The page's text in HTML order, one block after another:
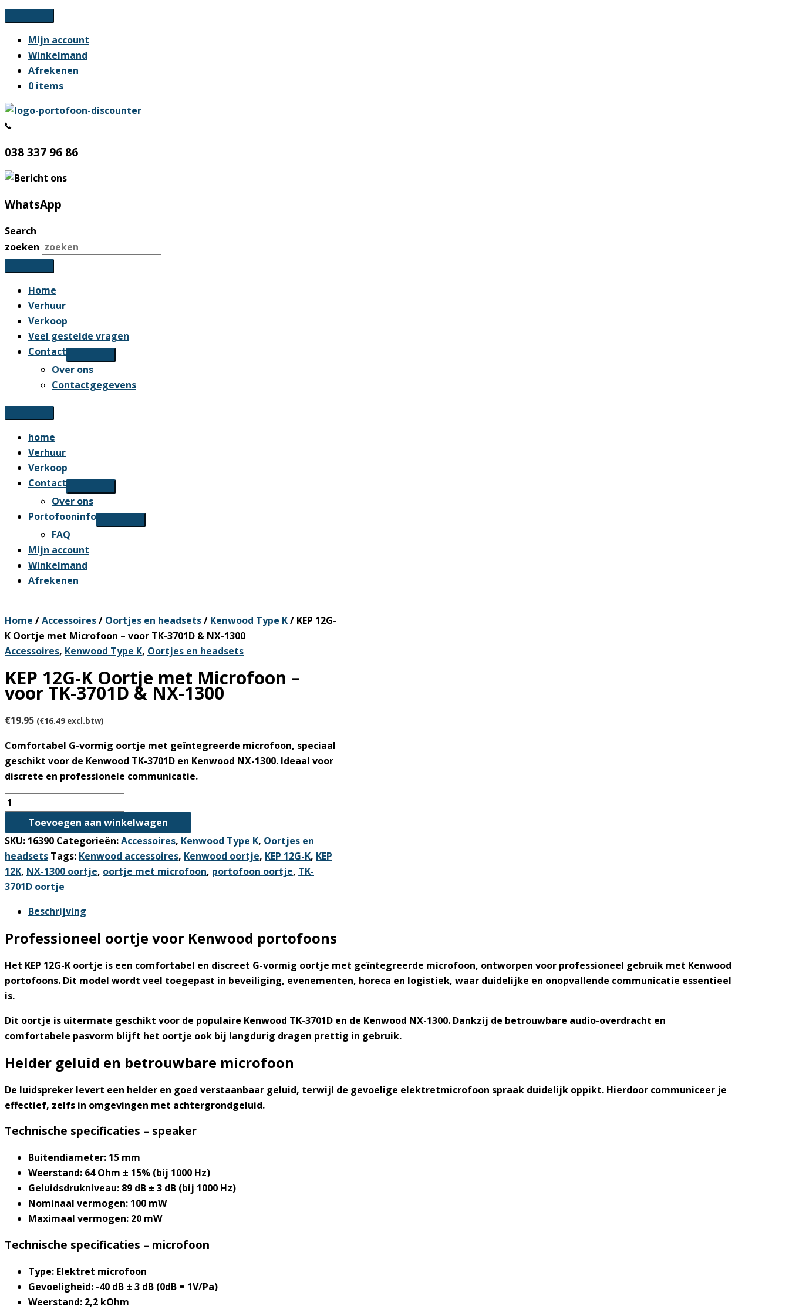
Ga
naar
inhoud
Mijn account
Winkelmand
Afrekenen
0 items
038 337 96 86
WhatsApp
Search
zoeken
Home
Verhuur
Verkoop
Veel gestelde vragen
Contact
Over ons
Contactgegevens
home
Verhuur
Verkoop
Contact
Over ons
Portofooninfo
FAQ
Mijn account
Winkelmand
Afrekenen
Home /Accessoires/ Oortjes en headsets/ Kenwood Type K/ KEP 12G-
K Oortje met Microfoon – voor TK-3701D & NX-1300
Accessoires, Kenwood Type K, Oortjes en headsets
KEP 12G-K Oortje met Microfoon –
voor TK-3701D & NX-1300
€19.95 (€16.49 excl.btw)
Comfortabel G-vormig oortje met geïntegreerde microfoon, speciaal
geschikt voor de Kenwood TK-3701D en Kenwood NX-1300. Ideaal voor
discrete en professionele communicatie.
KEP
12G-
K
Oortje
met
Microfoon
–
voor
3701D
NX-
1300
aantal
Toevoegen aan winkelwagen
SKU: 16390 Categorieën:Accessoires, Kenwood Type K, Oortjes en
headsets Tags: Kenwood accessoires, Kenwood oortje, KEP 12G-K, KEP
12K, NX-1300 oortje, oortje met microfoon, portofoon oortje, TK-
3701D oortje
Beschrijving
Professioneel oortje voor Kenwood portofoons
Het KEP 12G-K oortje is een comfortabel en discreet G-vormig oortje met geïntegreerde microfoon, ontworpen voor professioneel gebruik met Kenwood
portofoons. Dit model wordt veel toegepast in beveiliging, evenementen, horeca en logistiek, waar duidelijke en onopvallende communicatie essentieel
is.
Dit oortje is uitermate geschikt voor de populaire Kenwood TK-3701D en de Kenwood NX-1300. Dankzij de betrouwbare audio-overdracht en
comfortabele pasvorm blijft het oortje ook bij langdurig dragen prettig in gebruik.
Helder geluid en betrouwbare microfoon
De luidspreker levert een helder en goed verstaanbaar geluid, terwijl de gevoelige elektretmicrofoon spraak duidelijk oppikt. Hierdoor communiceer je
effectief, zelfs in omgevingen met achtergrondgeluid.
Technische specificaties – speaker
Buitendiameter: 15 mm
Weerstand: 64 Ohm ± 15% (bij 1000 Hz)
Geluidsdrukniveau: 89 dB ± 3 dB (bij 1000 Hz)
Nominaal vermogen: 100 mW
Maximaal vermogen: 20 mW
Technische specificaties – microfoon
Type: Elektret microfoon
Gevoeligheid: -40 dB ± 3 dB (0dB = 1V/Pa)
Weerstand: 2,2 kOhm